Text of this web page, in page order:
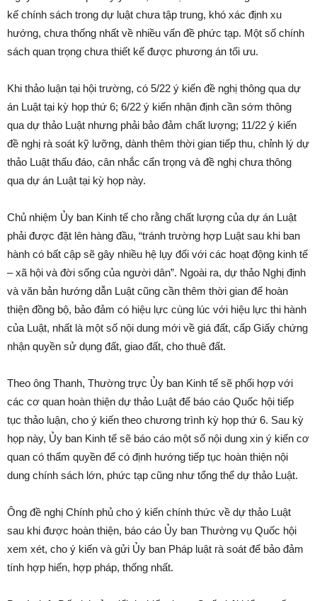
kế chính sách trong dự luật chưa tập trung, khó xác định xu
hướng, chưa thống nhất về nhiều vấn đề phức tạp. Một số chính
sách quan trọng chưa thiết kế được phương án tối ưu.
Khi thảo luận tại hội trường, có 5/22 ý kiến đề nghị thông qua dự
án Luật tại kỳ họp thứ 6; 6/22 ý kiến nhận định cần sớm thông
qua dự thảo Luật nhưng phải bảo đảm chất lượng; 11/22 ý kiến
đề nghị rà soát kỹ lưỡng, dành thêm thời gian tiếp thu, chỉnh lý dự
thảo Luật thấu đáo, cân nhắc cẩn trọng và đề nghị chưa thông
qua dự án Luật tại kỳ họp này.
Chủ nhiệm Ủy ban Kinh tế cho rằng chất lượng của dự án Luật
phải được đặt lên hàng đầu, “tránh trường hợp Luật sau khi ban
hành có bất cập sẽ gây nhiều hệ lụy đối với các hoạt động kinh tế
– xã hội và đời sống của người dân”. Ngoài ra, dự thảo Nghị định
và văn bản hướng dẫn Luật cũng cần thêm thời gian để hoàn
thiện đồng bộ, bảo đảm có hiệu lực cùng lúc với hiệu lực thi hành
của Luật, nhất là một số nội dung mới về giá đất, cấp Giấy chứng
nhận quyền sử dụng đất, giao đất, cho thuê đất.
Theo ông Thanh, Thường trực Ủy ban Kinh tế sẽ phối hợp với
các cơ quan hoàn thiện dự thảo Luật để báo cáo Quốc hội tiếp
tục thảo luận, cho ý kiến theo chương trình kỳ họp thứ 6. Sau kỳ
họp này, Ủy ban Kinh tế sẽ báo cáo một số nội dung xin ý kiến cơ
quan có thẩm quyền để có định hướng tiếp tục hoàn thiện nội
dung chính sách lớn, phức tạp cũng như tổng thể dự thảo Luật.
Ông đề nghị Chính phủ cho ý kiến chính thức về dự thảo Luật
sau khi được hoàn thiện, báo cáo Ủy ban Thường vụ Quốc hội
xem xét, cho ý kiến và gửi Ủy ban Pháp luật rà soát để bảo đảm
tính hợp hiến, hợp pháp, thống nhất.